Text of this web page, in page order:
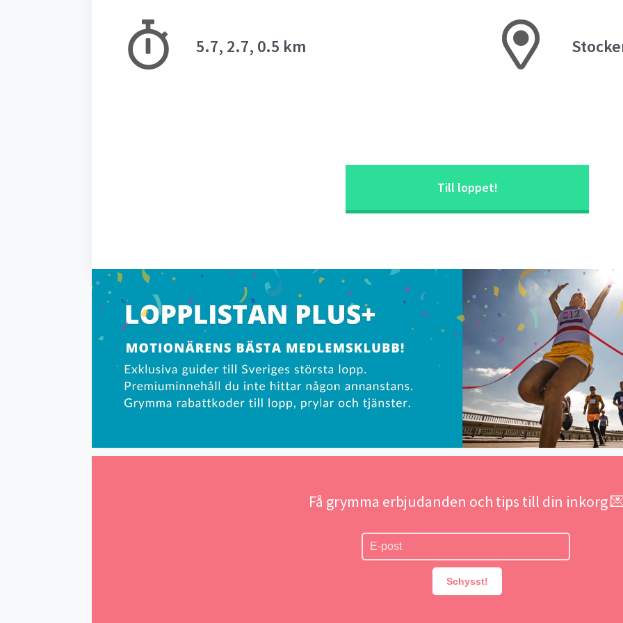
5.7, 2.7, 0.5 km
Till loppet!
Få grymma erbjudanden och tips till din inkorg
Schysst!